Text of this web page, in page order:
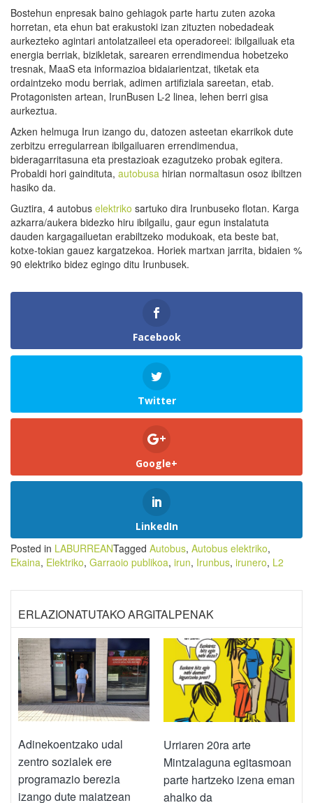
Bostehun enpresak baino gehiagok parte hartu zuten azoka
horretan, eta ehun bat erakustoki izan zituzten nobedadeak
aurkezteko agintari antolatzaileei eta operadoreei: ibilgailuak eta
energia berriak, bizikletak, sarearen errendimendua hobetzeko
tresnak, MaaS eta informazioa bidaiarientzat, tiketak eta
ordaintzeko modu berriak, adimen artifiziala sareetan, etab.
Protagonisten artean, IrunBusen L-2 linea, lehen berri gisa
aurkeztua.
Azken helmuga Irun izango du, datozen asteetan ekarrikok dute
zerbitzu erregularrean ibilgailuaren errendimendua,
bideragarritasuna eta prestazioak ezagutzeko probak egitera.
Probaldi hori gaindituta, autobusa hirian normaltasun osoz ibiltzen
hasiko da.
Guztira, 4 autobus elektriko sartuko dira Irunbuseko flotan. Karga
azkarra/aukera bidezko hiru ibilgailu, gaur egun instalatuta
dauden kargagailuetan erabiltzeko modukoak, eta beste bat,
kotxe-tokian gauez kargatzekoa. Horiek martxan jarrita, bidaien %
90 elektriko bidez egingo ditu Irunbusek.
Facebook
Twitter
Google+
LinkedIn
Posted in LABURREANTagged Autobus, Autobus elektriko,
Ekaina, Elektriko, Garraoio publikoa, irun, Irunbus, irunero, L2
ERLAZIONATUTAKO ARGITALPENAK
Adinekoentzako udal
zentro sozialek ere
programazio berezia
izango dute maiatzean
Urriaren 20ra arte
Mintzalaguna egitasmoan
parte hartzeko izena eman
ahalko da